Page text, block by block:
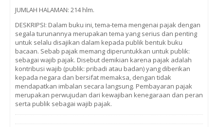
JUMLAH HALAMAN: 214 hlm.
DESKRIPSI: Dalam buku ini, tema-tema mengenai pajak dengan
segala turunannya merupakan tema yang serius dan penting
untuk selalu disajikan dalam kepada publik bentuk buku
bacaan. Sebab pajak memang diperuntukkan untuk publik:
sebagai wajib pajak. Disebut demikian karena pajak adalah
kontribusi wajib (publik: pribadi atau badan) yang diberikan
kepada negara dan bersifat memaksa, dengan tidak
mendapatkan imbalan secara langsung. Pembayaran pajak
merupakan perwujudan dari kewajiban kenegaraan dan peran
serta publik sebagai wajib pajak.